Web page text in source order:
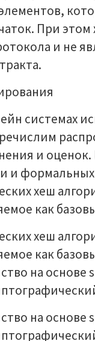
При
и не
системах
и
и
хеш
как
хеш
как
на
на